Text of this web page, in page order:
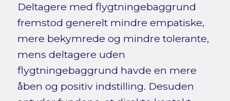
Deltagere med flygtningebaggrund
fremstod generelt mindre empatiske,
mere bekymrede og mindre tolerante,
mens deltagere uden
flygtningebaggrund havde en mere
åben og positiv indstilling. Desuden